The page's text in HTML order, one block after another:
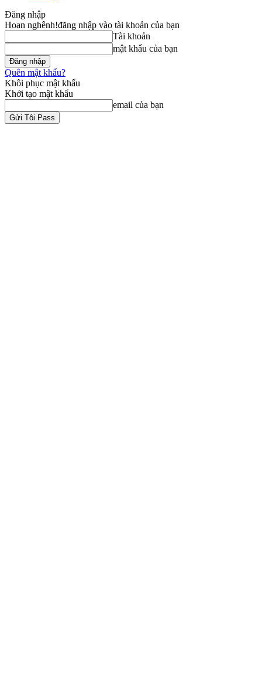
Đăng nhập
Hoan nghênh!đăng nhập vào tài khoản của bạn
Tài khoản
mật khẩu của bạn
Quên mật khẩu?
Khôi phục mật khẩu
Khởi tạo mật khẩu
email của bạn